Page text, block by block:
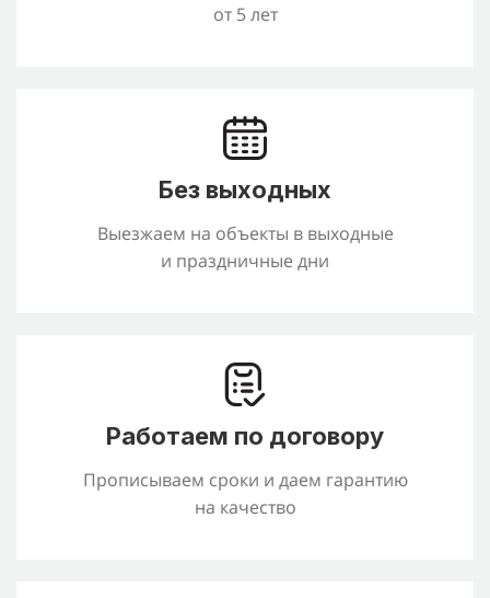
от 5 лет
Без выходных
Выезжаем на объекты в выходные
и праздничные дни
Работаем по договору
Прописываем сроки и даем гарантию
на качество